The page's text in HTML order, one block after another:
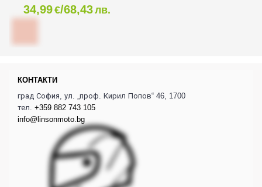
34,99€/68,43лв.
КОНТАКТИ
град София, ул. „проф. Кирил Попов“ 46, 1700
тел. +359 882 743 105
info@linsonmoto.bg